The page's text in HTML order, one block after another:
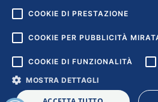
Copyright © 2018 | Confindustria
COOKIE DI PRESTAZIONE
COOKIE PER PUBBLICITÀ
COOKIE DI FUNZIONALITÀ
MOSTRA DETTAGLI